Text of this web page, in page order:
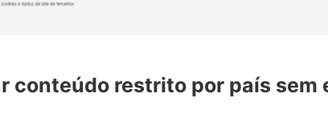
conteúdo restrito por país sem